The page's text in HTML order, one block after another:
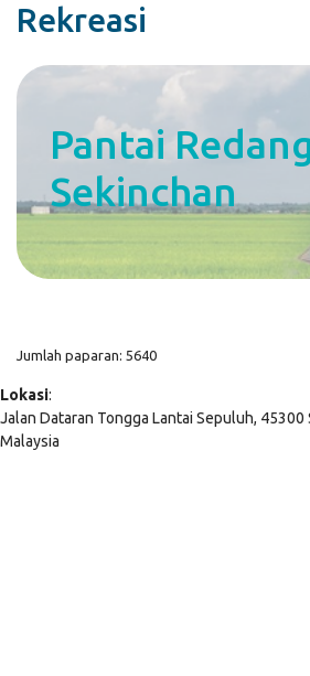
Rekreasi
Pantai
Sekinchan
Jumlah paparan: 5640
Lokasi:
Jalan Dataran Tongga Lantai Sepuluh, 45300
Malaysia